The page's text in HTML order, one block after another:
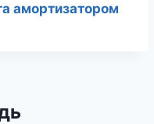
амортизатором